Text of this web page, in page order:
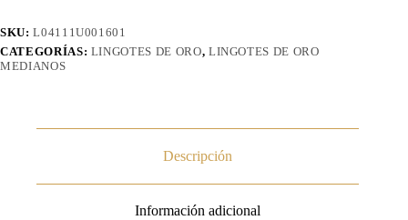
SKU:L04111U001601
CATEGORÍAS: LINGOTES DE ORO, LINGOTES DE ORO
MEDIANOS
Descripción
Información adicional